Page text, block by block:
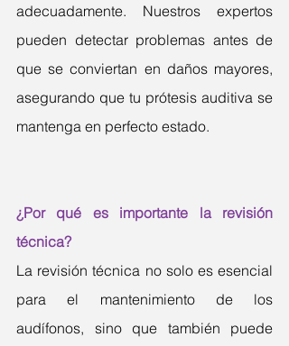
adecuadamente. Nuestros expertos
pueden detectar problemas antes de
que se conviertan en daños mayores,
asegurando que tu prótesis auditiva se
mantenga en perfecto estado.
¿Por qué es importante la revisión
técnica?
La revisión técnica no solo es esencial
para el mantenimiento de los
audífonos, sino que también puede